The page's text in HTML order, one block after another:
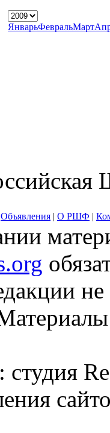
ЯнварьФевральМарт
Объявления | О РШФ |
не
студия